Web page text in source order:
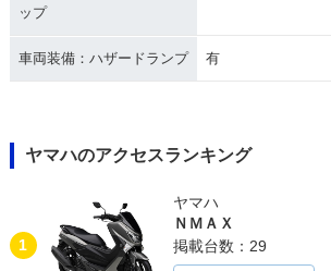
ップ
車両装備：ハザードランプ 有
ヤマハのアクセスランキング
1
ヤマハ
ＮＭＡＸ
掲載台数：29